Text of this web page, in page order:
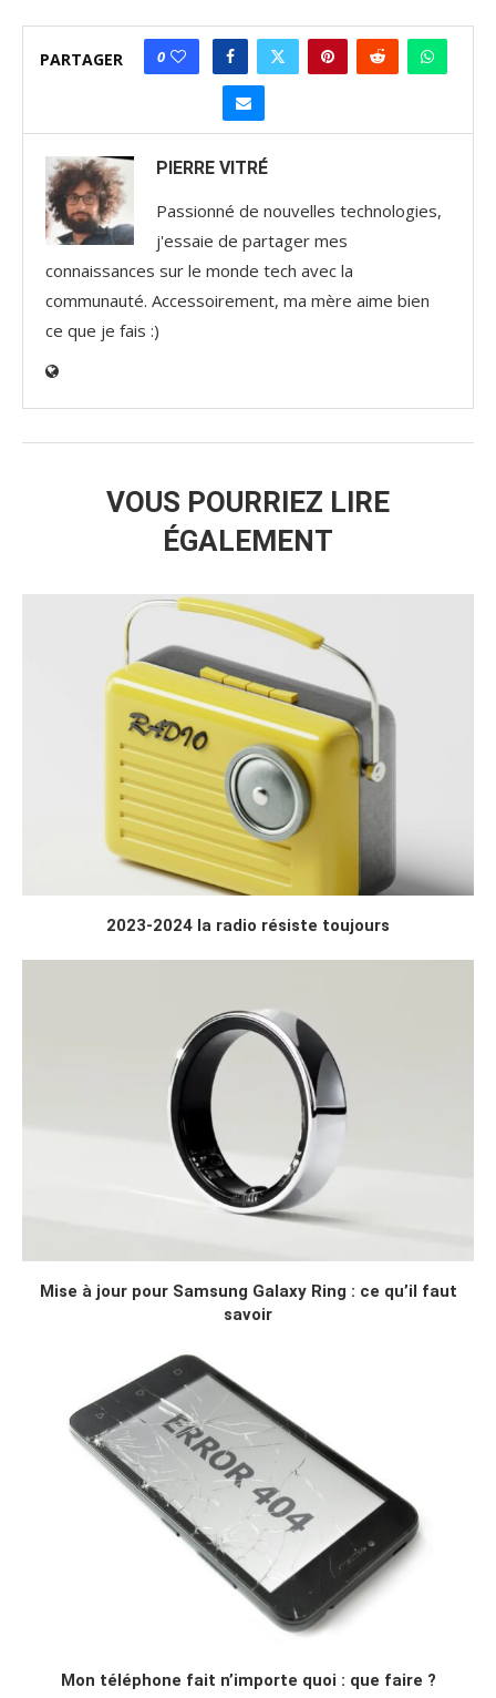
PARTAGER 0
PIERRE VITRÉ
Passionné de nouvelles technologies,
j'essaie de partager mes
connaissances sur le monde tech avec la
communauté. Accessoirement, ma mère aime bien
ce que je fais :)
VOUS POURRIEZ LIRE
ÉGALEMENT
2023-2024 la radio résiste toujours
Mise à jour pour Samsung Galaxy Ring : ce qu’il faut
savoir
Mon téléphone fait n’importe quoi : que faire ?